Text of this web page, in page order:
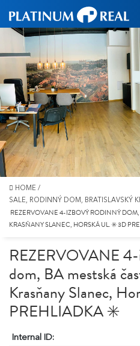
HOME /
SALE, RODINNÝ DOM, BRATISLAVSKÝ
REZERVOVANE 4-IZBOVÝ RODINNÝ DOM,
KRASŇANY SLANEC, HORSKÁ UL. ✳️ 3D
REZERVOVANE
dom, BA mestská
Krasňany Slanec,
PREHLIADKA ✳️
Internal ID: